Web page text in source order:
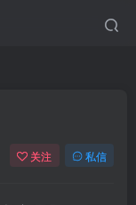
关注 私信